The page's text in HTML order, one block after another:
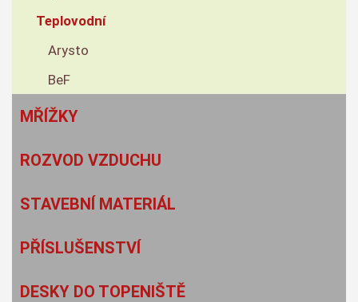
Teplovodní
Arysto
BeF
MŘÍŽKY
ROZVOD VZDUCHU
STAVEBNÍ MATERIÁL
PŘÍSLUŠENSTVÍ
DESKY DO TOPENIŠTĚ